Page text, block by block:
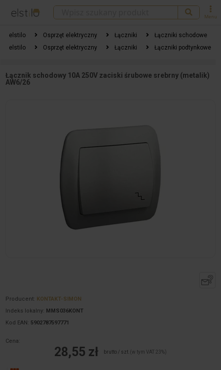
Menu
elstilo Osprzęt elektryczny Łączniki
Łączniki schodowe
elstilo
Osprzęt elektryczny Łączniki Łączniki podtynkowe
Łącznik schodowy 10A 250V zaciski śrubowe srebrny (metalik)
AW6/26
Producent: KONTAKT-SIMON
Indeks lokalny: MMS036KONT
Kod EAN: 5902787597771
Cena:
28,55 zł brutto / szt. (w tym VAT 23%)